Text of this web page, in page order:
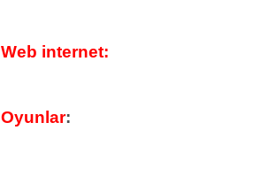
Web internet:
Oyunlar: